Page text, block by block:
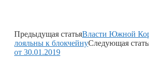
Предыдущая статьяВласти Южной
лояльны к блокчейнуСледующая
от 30.01.2019